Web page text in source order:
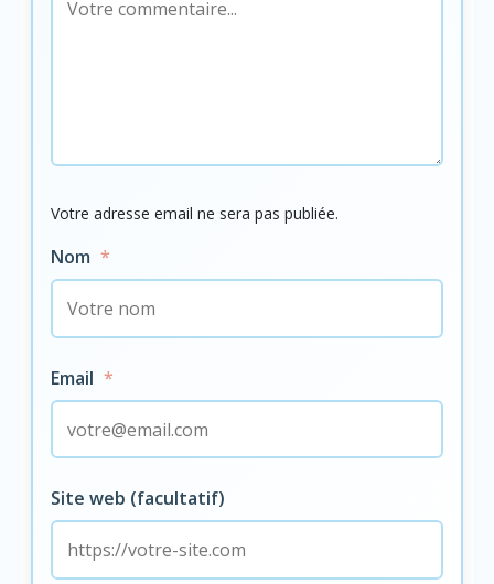
Votre adresse email ne sera pas publiée.
Nom *
Email *
Site web (facultatif)